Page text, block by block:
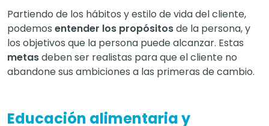
Partiendo de los hábitos y estilo de vida del cliente,
podemos entender los propósitosde la persona, y
los objetivos que la persona puede alcanzar. Estas
metasdeben ser realistas para que el cliente no
abandone sus ambiciones a las primeras de cambio.
Educación alimentaria y